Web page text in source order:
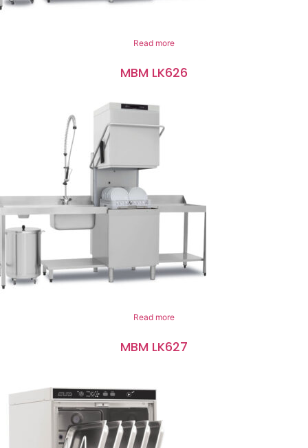
Read more
MBM LK626
Read more
MBM LK627